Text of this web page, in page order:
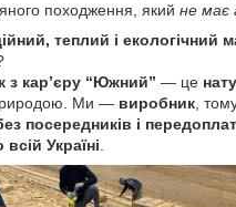
походження, який не має
теплий і екологічний
з кар’єру “Южний” — це
Ми — виробник,
посередників і передоплат
Україні.